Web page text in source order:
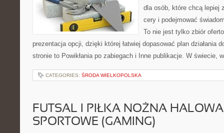
dla osób, które chcą lepiej
cery i podejmować
To nie jest tylko zbiór
prezentacja opcji, dzięki której łatwiej dopasować plan działania
stronie to Powikłania po zabiegach i Inne publikacje. W świecie,
CATEGORIES: ŚRODA WIELKOPOLSKA
FUTSAL I PIŁKA NOŻNA HALOWA
SPORTOWE (GAMING)